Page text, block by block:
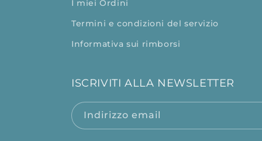
I miei Ordini
Termini e condizioni del servizio
Informativa sui rimborsi
ISCRIVITI ALLA NEWSLETTER
Indirizzo email